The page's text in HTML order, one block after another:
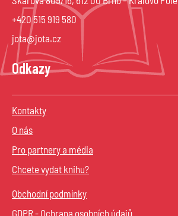
+420 515 919 580
jota@jota.cz
Odkazy
Kontakty
O nás
Pro partnery a média
Chcete vydat knihu?
Obchodní podmínky
GDPR - Ochrana osobních údajů